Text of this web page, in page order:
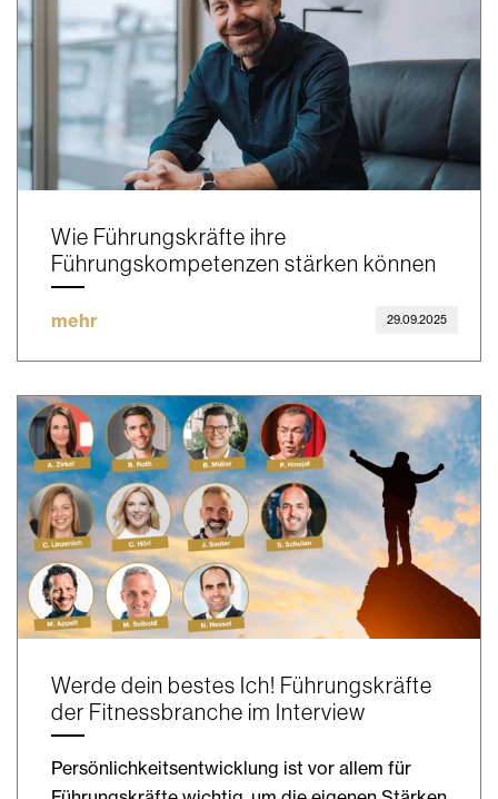
Wie Führungskräfte ihre
Führungskompetenzen stärken können
mehr 29.09.2025
Werde dein bestes Ich! Führungskräfte
der Fitnessbranche im Interview
Persönlichkeitsentwicklung ist vor allem für